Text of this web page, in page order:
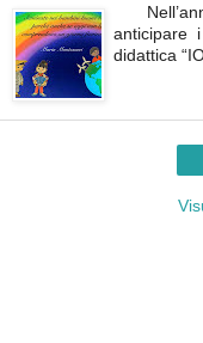
anticipare i
didattica